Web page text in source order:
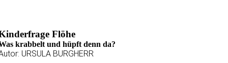
Flöhe
krabbelt und hüpft denn da?
URSULA BURGHERR